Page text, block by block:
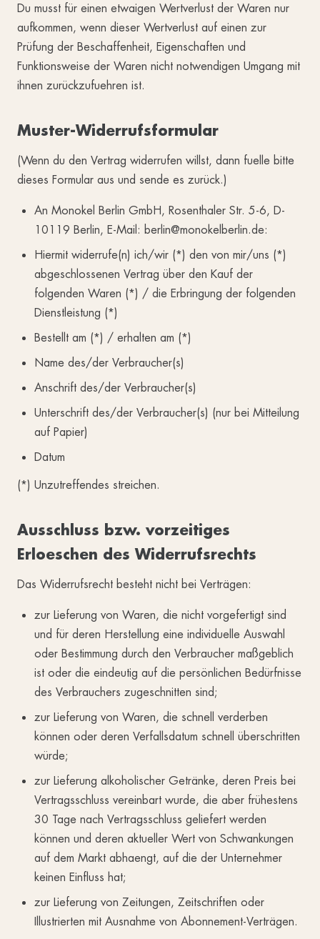
Du musst für einen etwaigen Wertverlust der Waren nur
aufkommen, wenn dieser Wertverlust auf einen zur
Prüfung der Beschaffenheit, Eigenschaften und
Funktionsweise der Waren nicht notwendigen Umgang mit
ihnen zurückzufuehren ist.
Muster-Widerrufsformular
(Wenn du den Vertrag widerrufen willst, dann fuelle bitte
dieses Formular aus und sende es zurück.)
An Monokel Berlin GmbH, Rosenthaler Str. 5-6, D-
10119 Berlin, E-Mail: berlin@monokelberlin.de:
Hiermit widerrufe(n) ich/wir (*) den von mir/uns (*)
abgeschlossenen Vertrag über den Kauf der
folgenden Waren (*) / die Erbringung der folgenden
Dienstleistung (*)
Bestellt am (*) / erhalten am (*)
Name des/der Verbraucher(s)
Anschrift des/der Verbraucher(s)
Unterschrift des/der Verbraucher(s) (nur bei Mitteilung
auf Papier)
Datum
(*) Unzutreffendes streichen.
Ausschluss bzw. vorzeitiges
Erloeschen des Widerrufsrechts
Das Widerrufsrecht besteht nicht bei Verträgen:
zur Lieferung von Waren, die nicht vorgefertigt sind
und für deren Herstellung eine individuelle Auswahl
oder Bestimmung durch den Verbraucher maßgeblich
ist oder die eindeutig auf die persönlichen Bedürfnisse
des Verbrauchers zugeschnitten sind;
zur Lieferung von Waren, die schnell verderben
können oder deren Verfallsdatum schnell überschritten
würde;
zur Lieferung alkoholischer Getränke, deren Preis bei
Vertragsschluss vereinbart wurde, die aber frühestens
30 Tage nach Vertragsschluss geliefert werden
können und deren aktueller Wert von Schwankungen
auf dem Markt abhaengt, auf die der Unternehmer
keinen Einfluss hat;
zur Lieferung von Zeitungen, Zeitschriften oder
Illustrierten mit Ausnahme von Abonnement-Verträgen.